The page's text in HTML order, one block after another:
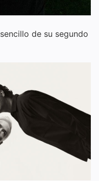
de su segundo